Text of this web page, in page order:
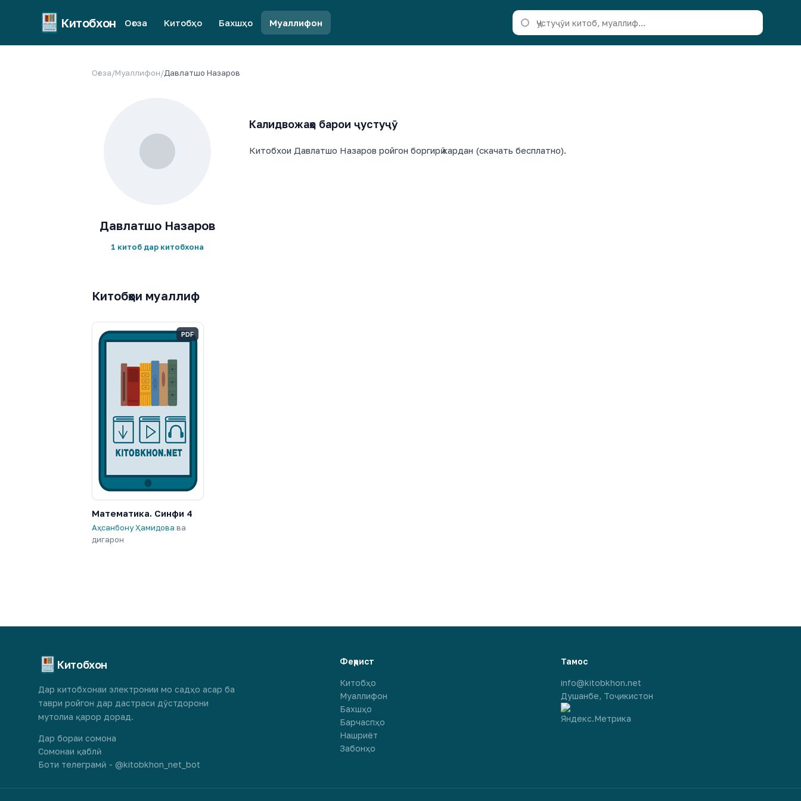
Китобхон Оғоза Китобҳо Бахшҳо Муаллифон
Оғоза/Муаллифон/Давлатшо Назаров
Давлатшо Назаров
1 китоб дар китобхона
Калидвожаҳо барои ҷустуҷӯ
Китобхои Давлатшо Назаров ройгон боргирӣ кардан (скачать бесплатно).
Китобҳои муаллиф
PDF
Математика. Синфи 4
Аҳсанбону Ҳамидова ва
дигарон
Китобхон
Дар китобхонаи электронии мо садҳо асар ба
таври ройгон дар дастраси дӯстдорони
мутолиа қарор дорад.
Дар бораи сомона
Сомонаи қаблӣ
Боти телеграмӣ - @kitobkhon_net_bot
Феҳрист
Китобҳо
Муаллифон
Бахшҳо
Барчаспҳо
Нашриёт
Забонҳо
Тамос
info@kitobkhon.net
Душанбе, Тоҷикистон